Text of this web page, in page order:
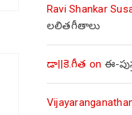
Ravi Shankar
లలితగీతాలు
డా||కె.గీత on ఈ-